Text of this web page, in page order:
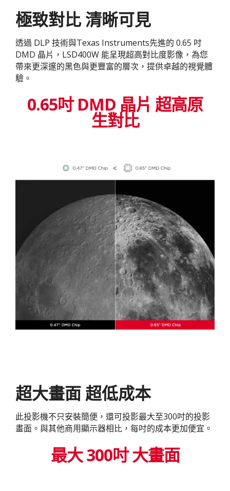
極致對比 清晰可見
透過 DLP 技術與Texas Instruments先進的 0.65 吋
DMD 晶片，LSD400W 能呈現超高對比度影像，為您
帶來更深邃的黑色與更豐富的層次，提供卓越的視覺體
驗。
0.65吋 DMD 晶片 超高原
生對比
超大畫面 超低成本
此投影機不只安裝簡便，還可投影最大至300吋的投影
畫面。與其他商用顯示器相比，每吋的成本更加便宜。
最大 300吋 大畫面